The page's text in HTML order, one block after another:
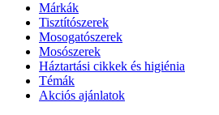
Márkák
Tisztítószerek
Mosogatószerek
Mosószerek
Háztartási cikkek és higiénia
Témák
Akciós ajánlatok